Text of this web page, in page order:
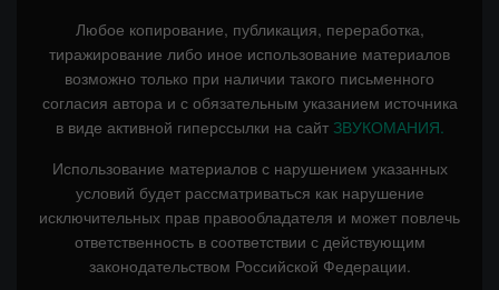
Любое копирование, публикация, переработка,
тиражирование либо иное использование материалов
возможно только при наличии такого письменного
согласия автора и с обязательным указанием источника
в виде активной гиперссылки на сайт ЗВУКОМАНИЯ.
Использование материалов с нарушением указанных
условий будет рассматриваться как нарушение
исключительных прав правообладателя и может повлечь
ответственность в соответствии с действующим
законодательством Российской Федерации.